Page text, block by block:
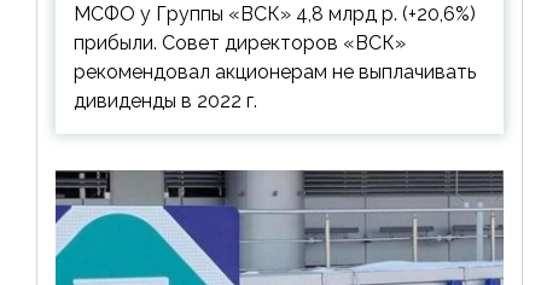
МСФО у Группы «ВСК» 4,8 млрд р. (+20,6%)
прибыли. Совет директоров «ВСК»
рекомендовал акционерам не выплачивать
дивиденды в 2022 г.